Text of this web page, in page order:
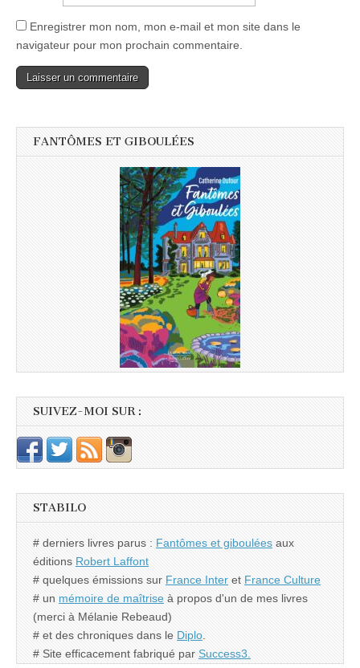
Enregistrer mon nom, mon e-mail et mon site dans le
navigateur pour mon prochain commentaire.
FANTÔMES ET GIBOULÉES
SUIVEZ-MOI SUR :
STABILO
# derniers livres parus : Fantômes et giboulées aux
éditions Robert Laffont
# quelques émissions sur France Inter et France Culture
# un mémoire de maîtrise à propos d'un de mes livres
(merci à Mélanie Rebeaud)
# et des chroniques dans le Diplo
# Site efficacement fabriqué par Success3.